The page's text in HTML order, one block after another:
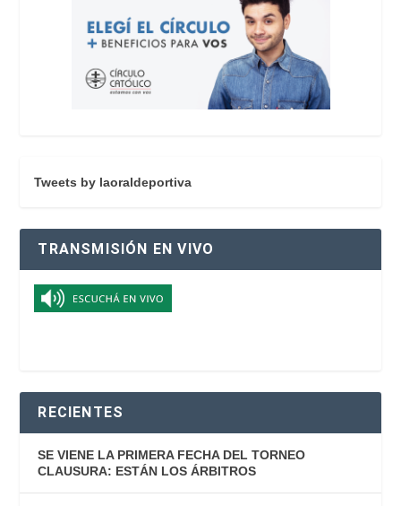
Tweets by laoraldeportiva
TRANSMISIÓN EN VIVO
RECIENTES
SE VIENE LA PRIMERA FECHA DEL TORNEO
CLAUSURA: ESTÁN LOS ÁRBITROS